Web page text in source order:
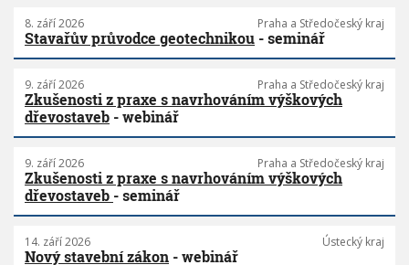
8. září 2026 Praha a Středočeský kraj
Stavařův průvodce geotechnikou - seminář
9. září 2026 Praha a Středočeský kraj
Zkušenosti z praxe s navrhováním výškových
dřevostaveb - webinář
9. září 2026 Praha a Středočeský kraj
Zkušenosti z praxe s navrhováním výškových
dřevostaveb - seminář
14. září 2026 Ústecký kraj
Nový stavební zákon - webinář